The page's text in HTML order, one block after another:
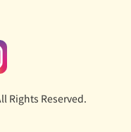
Rights Reserved.